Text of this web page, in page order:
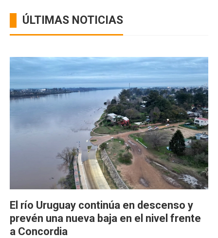
ÚLTIMAS NOTICIAS
El río Uruguay continúa en descenso y
prevén una nueva baja en el nivel frente
a Concordia